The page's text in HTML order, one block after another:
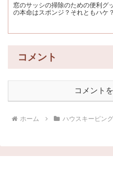
窓のサッシの掃除のための便利グ
の本命はスポンジ？それともハケ？
コメント
コメント
ホーム ハウスキーピン